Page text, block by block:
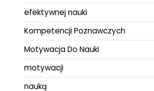
efektywnej nauki
Kompetencji Poznawczych
Motywacja Do Nauki
motywacji
nauką